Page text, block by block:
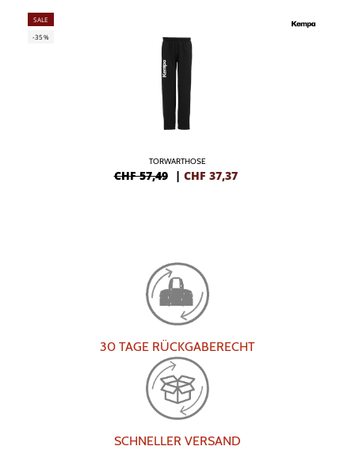
SALE
-35%
TORWARTHOSE
CHF 57,49 | CHF 37,37
30 TAGE RÜCKGABERECHT
SCHNELLER VERSAND